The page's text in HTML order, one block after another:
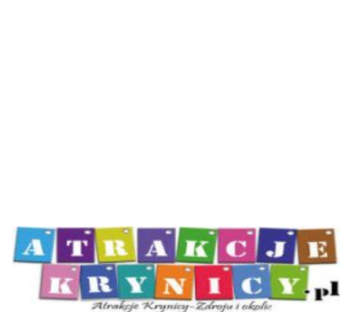
Atrakcje Krynicy